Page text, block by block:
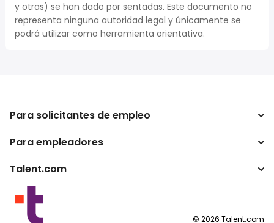
y otras) se han dado por sentadas. Este documento no
representa ninguna autoridad legal y únicamente se
podrá utilizar como herramienta orientativa.
Para solicitantes de empleo
Buscador de trabajo
Para empleadores
Empresa
Programas para publishers
Talent.com
Otros países
Condiciones de uso
© 2026 Talent.com